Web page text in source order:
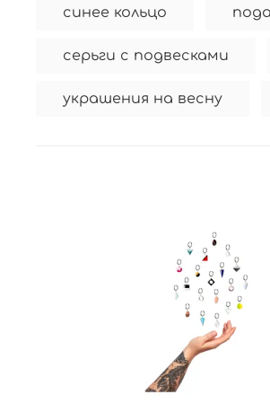
синее кольцо
серьги с подвесками
украшения на весну